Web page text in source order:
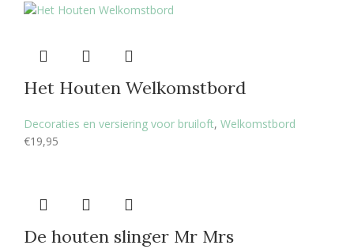
Het Houten Welkomstbord
Decoraties en versiering voor bruiloft, Welkomstbord
€19,95
De houten slinger Mr Mrs